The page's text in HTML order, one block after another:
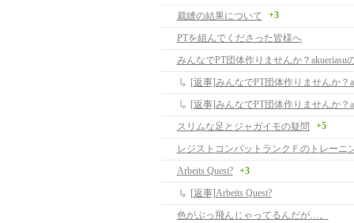
裁縫の結果について +3
PTを組んでくださった皆様へ
みんなでPT団体作りませんか？akueriasu
スリムな足とジャガイモの疑問 +5
レジストコンバットランクＦのトレーニ
Arbeits Quest?
+3
[返事]Arbeits Quest?
色がぶっ飛んじゃってるんだが…。